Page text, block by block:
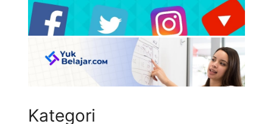
Kategori